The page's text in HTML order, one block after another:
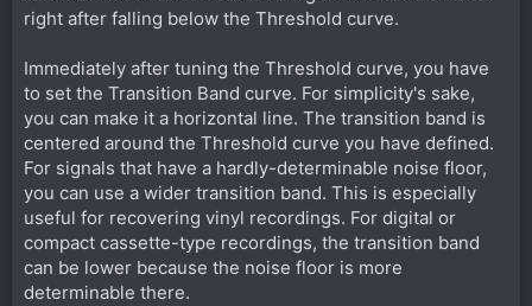
right after falling below the Threshold curve.
Immediately after tuning the Threshold curve, you have
to set the Transition Band curve. For simplicity's sake,
you can make it a horizontal line. The transition band is
centered around the Threshold curve you have defined.
For signals that have a hardly-determinable noise floor,
you can use a wider transition band. This is especially
useful for recovering vinyl recordings. For digital or
compact cassette-type recordings, the transition band
can be lower because the noise floor is more
determinable there.